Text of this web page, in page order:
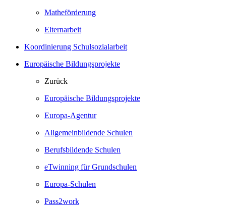
Matheförderung
Elternarbeit
Koordinierung Schulsozialarbeit
Europäische Bildungsprojekte
Zurück
Europäische Bildungsprojekte
Europa-Agentur
Allgemeinbildende Schulen
Berufsbildende Schulen
eTwinning für Grundschulen
Europa-Schulen
Pass2work